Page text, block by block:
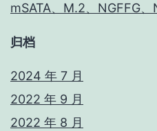
mSATA、M.2、NGFFG
归档
2024 年 7 月
2022 年 9 月
2022 年 8 月